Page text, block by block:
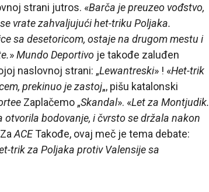
strani jutros. «Barča je preuzeo vođstvo,
vrate zahvaljujući het-triku Poljaka.
sa desetoricom, ostaje na drugom mestu i
»Mundo Deportivo je takođe zaluđen
naslovnoj strani: „Lewantreski» ! «Het-trik
prekinuo je zastoj„, pišu katalonski
Zaplačemo „Skandal». «Let za Montjudik.
bodovanje, i čvrsto se držala nakon
ACETakođe, ovaj meč je tema debate:
trik za Poljaka protiv Valensije sa